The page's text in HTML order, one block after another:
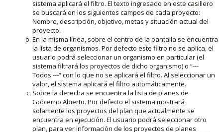
sistema aplicará el filtro. El texto ingresado en este casillero
se buscará en los siguientes campos de cada proyecto:
Nombre, descripción, objetivo, metas y situación actual del
proyecto.
En la misma línea, sobre el centro de la pantalla se encuentra
la lista de organismos. Por defecto este filtro no se aplica, el
usuario podrá seleccionar un organismo en particular (el
sistema filtrará los proyectos de dicho organismo) o “---
Todos ---“ con lo que no se aplicará el filtro. Al seleccionar un
valor, el sistema aplicará el filtro automáticamente.
Sobre la derecha se encuentra la lista de planes de
Gobierno Abierto. Por defecto el sistema mostrará
solamente los proyectos del plan que actualmente se
encuentra en ejecución. El usuario podrá seleccionar otro
plan, para ver información de los proyectos de planes